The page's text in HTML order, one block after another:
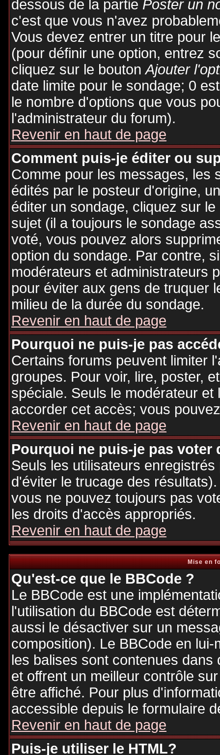
dessous de la partiePoster un
c'est que vous n'avez
Vous devez entrer un titre pour
(pour définir une option, entrez
cliquez sur le boutonAjouter
date limite pour le sondage; 0
le nombre d'options que vous
l'administrateur du forum).
Revenir en haut de page
Comment puis-je éditer ou
Comme pour les messages, les
édités par le posteur d'origine,
éditer un sondage, cliquez sur
sujet (il a toujours le sondage
voté, vous pouvez alors
option du sondage. Par contre,
modérateurs et administrateurs
pour éviter aux gens de truquer
milieu de la durée du sondage.
Revenir en haut de page
Pourquoi ne puis-je pas
Certains forums peuvent limiter
groupes. Pour voir, lire, poster,
spéciale. Seuls le modérateur
accorder cet accès; vous
Revenir en haut de page
Pourquoi ne puis-je pas voter
Seuls les utilisateurs
d'éviter le trucage des
vous ne pouvez toujours pas
les droits d'accès appropriés.
Revenir en haut de page
Mise en
Qu'est-ce que le BBCode ?
Le BBCode est une
l'utilisation du BBCode est
aussi le désactiver sur un
composition). Le BBCode en
les balises sont contenues
et offrent un meilleur contrôle
être affiché. Pour plus
accessible depuis le formulaire
Revenir en haut de page
Puis-je utiliser le HTML?